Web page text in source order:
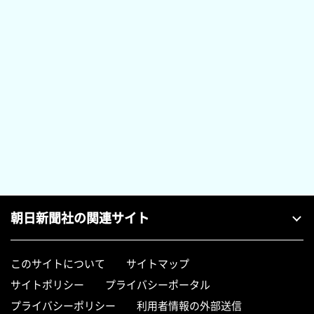
朝日新聞社の関連サイト
このサイトについて
サイトマップ
サイトポリシー
プライバシーポータル
プライバシーポリシー
利用者情報の外部送信